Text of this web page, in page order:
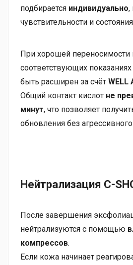
подбирается индивидуально,
чувствительности и
При хорошей переносимости
соответствующих
быть расширен за счёт WELL
Общий контакт кислот не
минут, что позволяет
обновления без
Нейтрализация C-
После завершения
нейтрализуются с помощью
компрессов.
Если кожа начинает